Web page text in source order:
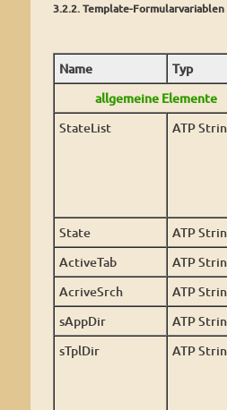
3.2.2. Template-
Name
Typ
allgemeine Elemente
StateList
ATP
State
ATP
ActiveTab
ATP
AcriveSrch
ATP
sAppDir
ATP
sTplDir
ATP